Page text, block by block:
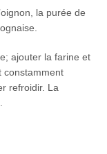
la purée de
ajouter la farine et
constamment
refroidir. La